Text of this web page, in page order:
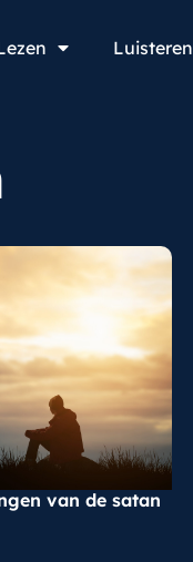
Luisteren
van de satan